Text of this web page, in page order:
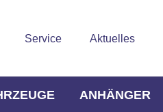
Service Aktuelles
ANHÄNGER